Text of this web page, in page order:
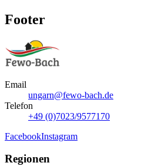
Footer
Email
ungarn@fewo-bach.de
Telefon
+49 (0)7023/9577170
FacebookInstagram
Regionen